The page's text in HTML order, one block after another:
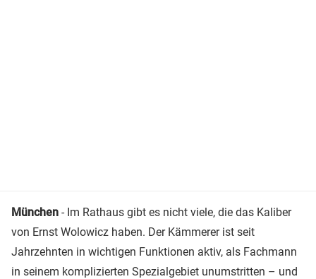
München - Im Rathaus gibt es nicht viele, die das Kaliber
von Ernst Wolowicz haben. Der Kämmerer ist seit
Jahrzehnten in wichtigen Funktionen aktiv, als Fachmann
in seinem komplizierten Spezialgebiet unumstritten – und